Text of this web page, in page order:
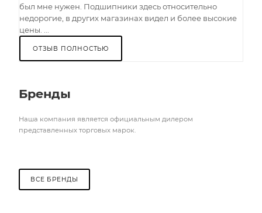
был мне нужен. Подшипники здесь относительно
недорогие, в других магазинах видел и более высокие
цены. ...
ОТЗЫВ ПОЛНОСТЬЮ
Бренды
Наша компания является официальным дилером
представленных торговых марок.
ВСЕ БРЕНДЫ